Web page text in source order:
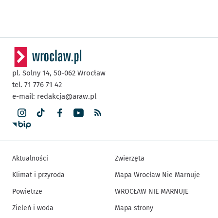
pl. Solny 14, 50-062 Wrocław
tel. 71 776 71 42
e-mail: redakcja@araw.pl
Aktualności
Klimat i przyroda
Powietrze
Zieleń i woda
Zwierzęta
Mapa Wrocław Nie Marnuje
WROCŁAW NIE MARNUJE
Mapa strony